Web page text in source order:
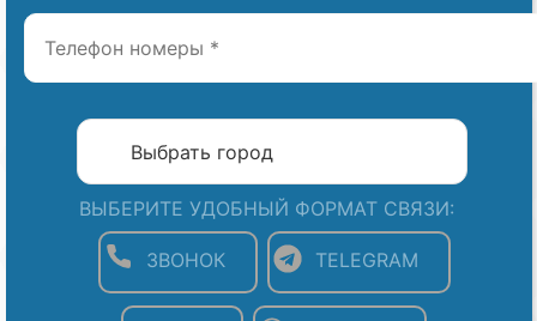
ВЫБЕРИТЕ УДОБНЫЙ ФОРМАТ СВЯЗИ:
ЗВОНОК TELEGRAM